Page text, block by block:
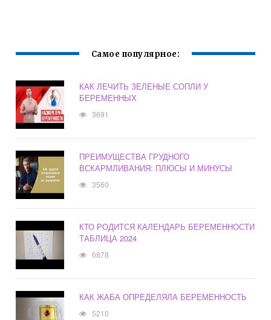
Самое популярное:
КАК ЛЕЧИТЬ ЗЕЛЕНЫЕ СОПЛИ У
БЕРЕМЕННЫХ
3691
ПРЕИМУЩЕСТВА ГРУДНОГО
ВСКАРМЛИВАНИЯ: ПЛЮСЫ И МИНУСЫ
3560
КТО РОДИТСЯ КАЛЕНДАРЬ БЕРЕМЕННОСТИ
ТАБЛИЦА 2024
6878
КАК ЖАБА ОПРЕДЕЛЯЛА БЕРЕМЕННОСТЬ
5210